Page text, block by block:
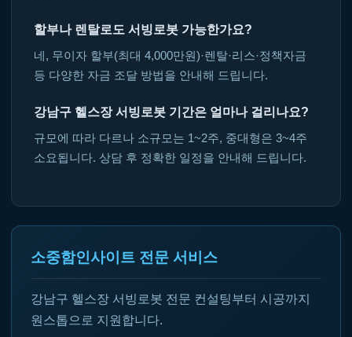
할부나 렌탈로도 서빙로봇 가능한가요?
네, 무이자 할부(최대 4,000만원)·렌탈·리스·정책자금
등 다양한 자금 조달 방법을 안내해 드립니다.
강남구 헬스장 서빙로봇 기간은 얼마나 걸리나요?
규모에 따라 다르나 소규모는 1~2주, 중대형은 3~4주
소요됩니다. 상담 후 정확한 일정을 안내해 드립니다.
소중함인사이트 전문 서비스
강남구 헬스장 서빙로봇 전문 컨설팅부터 시공까지
원스톱으로 지원합니다.